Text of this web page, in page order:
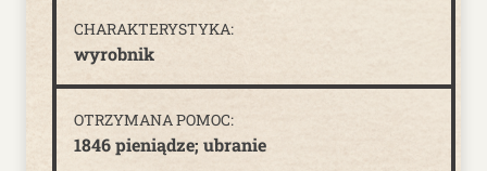
CHARAKTERYSTYKA:
wyrobnik
OTRZYMANA POMOC:
1846 pieniądze; ubranie